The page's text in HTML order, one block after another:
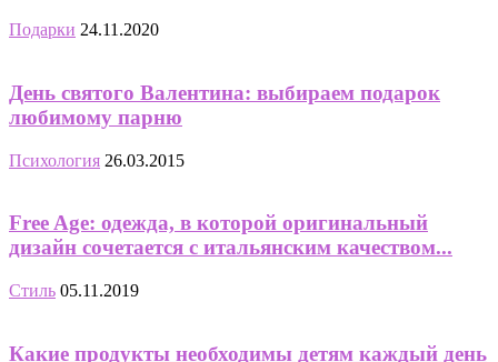
Подарки 24.11.2020
День святого Валентина: выбираем подарок
любимому парню
Психология 26.03.2015
Free Age: одежда, в которой оригинальный
дизайн сочетается с итальянским качеством...
Стиль 05.11.2019
Какие продукты необходимы детям каждый день